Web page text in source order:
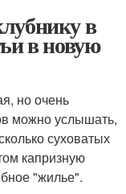
в
в новую
но очень
можно услышать,
суховатых
капризную
"жилье".